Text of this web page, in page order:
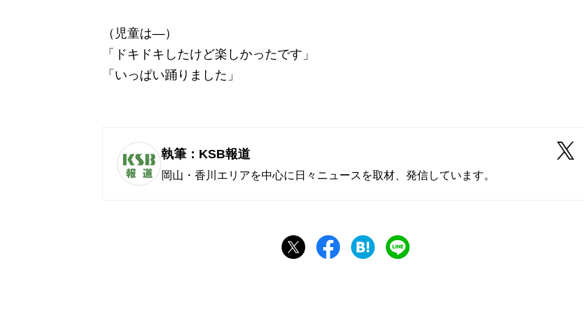
（児童は―）
「ドキドキしたけど楽しかったです」
「いっぱい踊りました」
執筆：KSB報道
岡山・香川エリアを中心に日々ニュースを取材、発信しています。